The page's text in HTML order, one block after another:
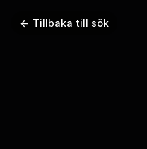
← Tillbaka till sök